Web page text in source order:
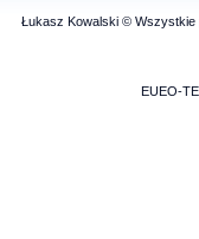
Łukasz Kowalski ©
EUEO-